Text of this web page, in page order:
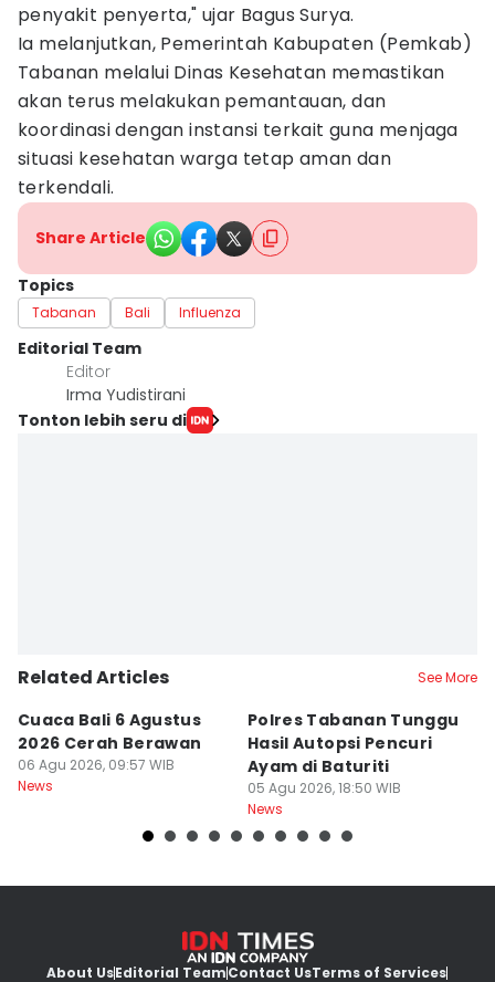
penyakit penyerta," ujar Bagus Surya.
Ia melanjutkan, Pemerintah Kabupaten (Pemkab)
Tabanan melalui Dinas Kesehatan memastikan
akan terus melakukan pemantauan, dan
koordinasi dengan instansi terkait guna menjaga
situasi kesehatan warga tetap aman dan
terkendali.
Share Article
Topics
Tabanan Bali Influenza
Editorial Team
Editor
Irma Yudistirani
Tonton lebih seru di
Related Articles See More
Cuaca Bali 6 Agustus
2026 Cerah Berawan
06 Agu 2026, 09:57 WIB
News
Polres Tabanan Tunggu
Hasil Autopsi Pencuri
Ayam di Baturiti
05 Agu 2026, 18:50 WIB
News
About UsEditorial TeamContact UsTerms of Services